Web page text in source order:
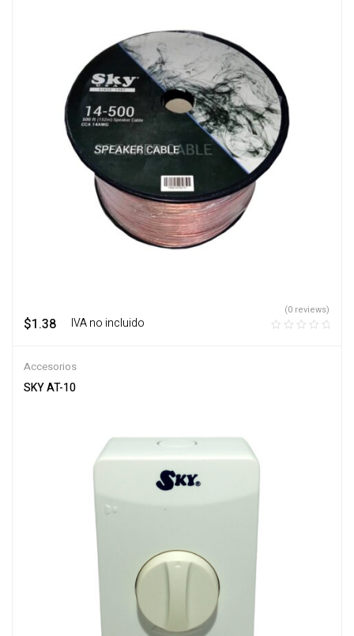
$1.38 ‎ ‎ ‎ IVA no incluido
(0 reviews)
Accesorios
SKY AT-10